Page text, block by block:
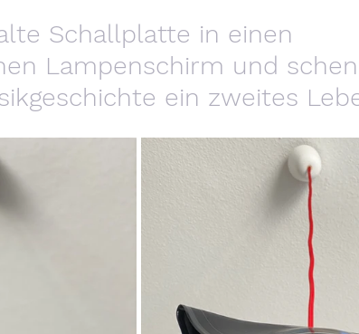
Schallplatte in einen
Lampenschirm und
ein zweites